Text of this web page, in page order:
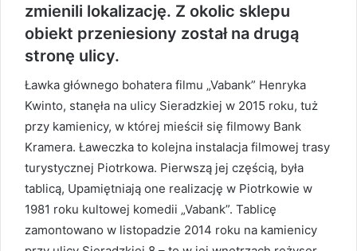
zmienili lokalizację. Z okolic sklepu
obiekt przeniesiony został na drugą
stronę ulicy.
Ławka głównego bohatera filmu „Vabank” Henryka
Kwinto, stanęła na ulicy Sieradzkiej w 2015 roku, tuż
przy kamienicy, w której mieścił się filmowy Bank
Kramera. Ławeczka to kolejna instalacja filmowej trasy
turystycznej Piotrkowa. Pierwszą jej częścią, była
tablicą, Upamiętniają one realizację w Piotrkowie w
1981 roku kultowej komedii „Vabank”. Tablicę
zamontowano w listopadzie 2014 roku na kamienicy